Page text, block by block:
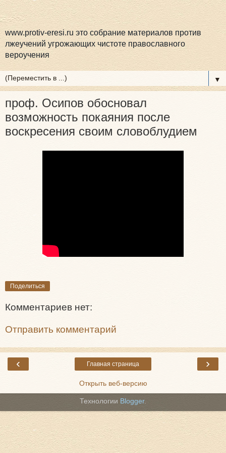
www.protiv-eresi.ru это собрание материалов против
лжеучений угрожающих чистоте православного
вероучения
▼
проф. Осипов обосновал
возможность покаяния после
воскресения своим словоблудием
Поделиться
Комментариев нет:
Отправить комментарий
‹ ›
Главная страница
Открыть веб-версию
Технологии Blogger.